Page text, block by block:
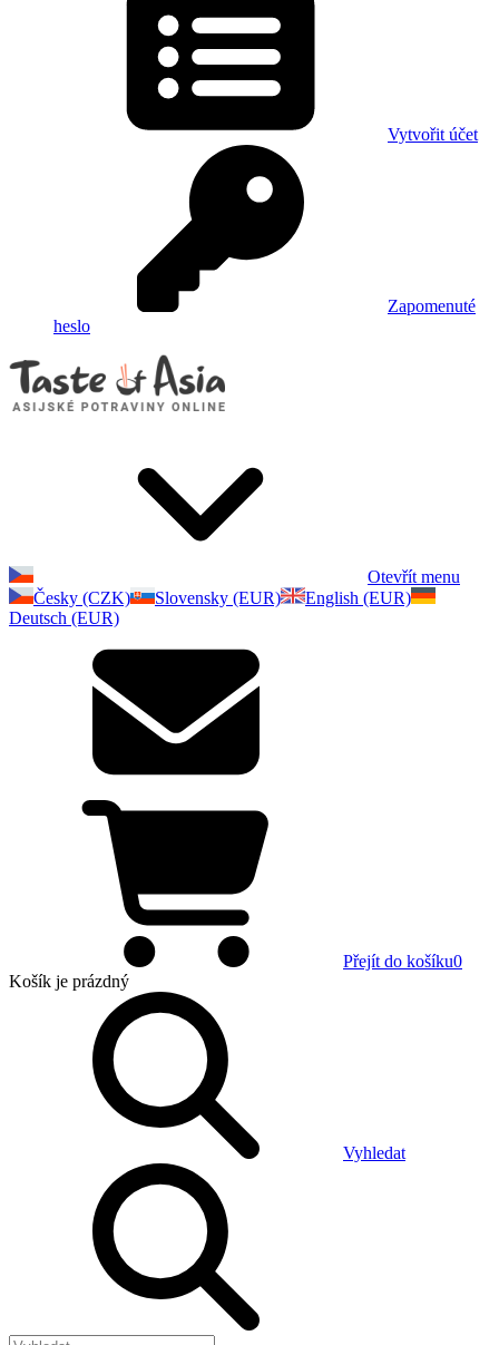
Vytvořit účet
Zapomenuté
heslo
Otevřít menu
Česky (CZK)
Slovensky (EUR)
English (EUR)
Deutsch (EUR)
Přejít do košíku0
Košík je prázdný
Vyhledat